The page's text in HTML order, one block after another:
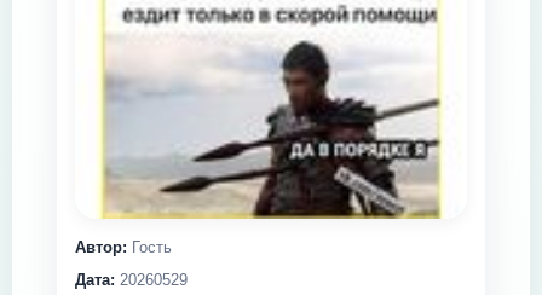
Автор: Гость
Дата: 20260529